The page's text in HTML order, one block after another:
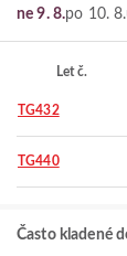
ne 9. 8.po 10. 8.
Let č.
TG432
TG440
Často kladené